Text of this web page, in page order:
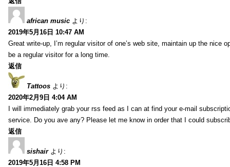
african music より:
2019年5月16日 10:47 AM
Great write-up, I’m regular visitor of one’s web site, maintain up the nice
be a regular visitor for a long time.
返信
Tattoos より:
2020年2月9日 4:04 AM
I will immediately grab your rss feed as I can at find your e-mail
service. Do you ave any? Please let me know in order that I could
返信
sishair より:
2019年5月16日 4:58 PM